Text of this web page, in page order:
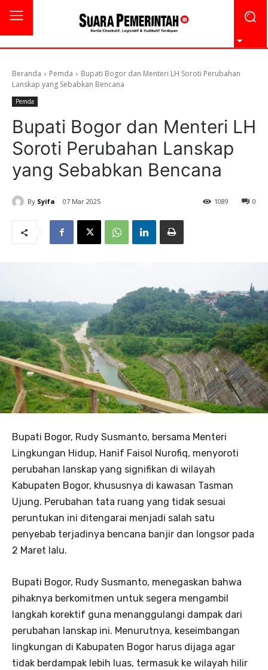
Beranda Pemda
Bupati Bogor dan Menteri LH Soroti Perubahan
Lanskap yang Sebabkan Bencana
Pemda
Bupati Bogor dan Menteri LH
Soroti Perubahan Lanskap
yang Sebabkan Bencana
By Syifa 07 Mar 2025 0
1089
Bupati Bogor, Rudy Susmanto, bersama Menteri
Lingkungan Hidup, Hanif Faisol Nurofiq, menyoroti
perubahan lanskap yang signifikan di wilayah
Kabupaten Bogor, khususnya di kawasan Tasman
Ujung. Perubahan tata ruang yang tidak sesuai
peruntukan ini ditengarai menjadi salah satu
penyebab terjadinya bencana banjir dan longsor pada
2 Maret lalu.
Bupati Bogor, Rudy Susmanto, menegaskan bahwa
pihaknya berkomitmen untuk segera mengambil
langkah korektif guna menanggulangi dampak dari
perubahan lanskap ini. Menurutnya, keseimbangan
lingkungan di Kabupaten Bogor harus dijaga agar
tidak berdampak lebih luas, termasuk ke wilayah hilir